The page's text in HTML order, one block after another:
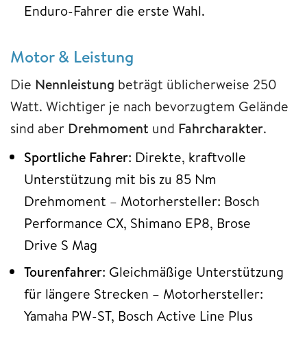
Enduro-Fahrer die erste Wahl.
Motor & Leistung
Die Nennleistung beträgt üblicherweise 250
Watt. Wichtiger je nach bevorzugtem Gelände
sind aber Drehmoment und Fahrcharakter.
Sportliche Fahrer: Direkte, kraftvolle
Unterstützung mit bis zu 85 Nm
Drehmoment – Motorhersteller: Bosch
Performance CX, Shimano EP8, Brose
Drive S Mag
Tourenfahrer: Gleichmäßige Unterstützung
für längere Strecken – Motorhersteller:
Yamaha PW-ST, Bosch Active Line Plus